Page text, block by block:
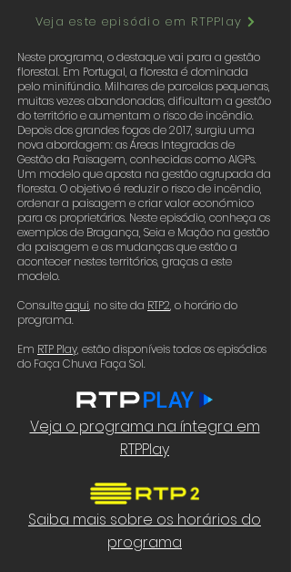
Veja este episódio em RTPPlay
Neste programa, o destaque vai para a gestão
florestal. Em Portugal, a floresta é dominada
pelo minifúndio. Milhares de parcelas pequenas,
muitas vezes abandonadas, dificultam a gestão
do território e aumentam o risco de incêndio.
Depois dos grandes fogos de 2017, surgiu uma
nova abordagem: as Áreas Integradas de
Gestão da Paisagem, conhecidas como AIGPs.
Um modelo que aposta na gestão agrupada da
floresta. O objetivo é reduzir o risco de incêndio,
ordenar a paisagem e criar valor económico
para os proprietários. Neste episódio, conheça os
exemplos de Bragança, Seia e Mação na gestão
da paisagem e as mudanças que estão a
acontecer nestes territórios, graças a este
modelo.
Consulteaqui, no site da RTP2, o horário do
programa.
Em RTP Play, estão disponíveis todos os episódios
do Faça Chuva Faça Sol.
Veja o programa na íntegra em
RTPPlay
Saiba mais sobre os horários do
programa